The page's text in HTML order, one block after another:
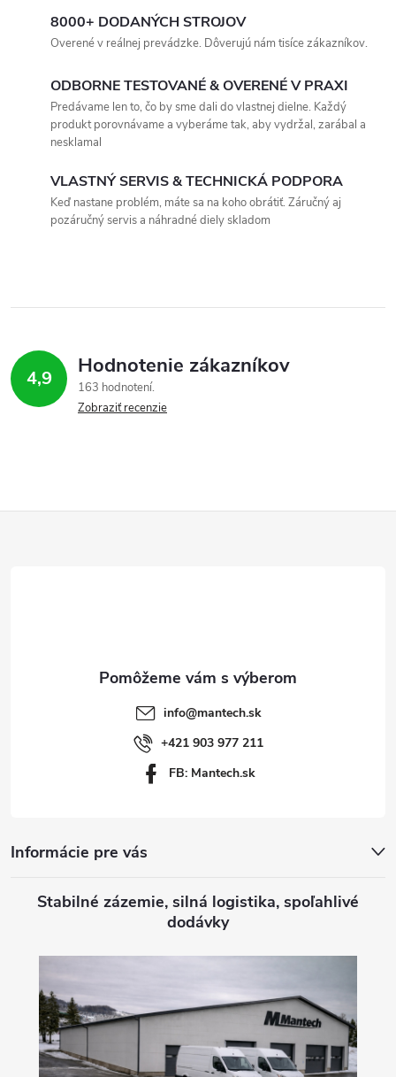
8000+ DODANÝCH STROJOV
Overené v reálnej prevádzke. Dôverujú nám tisíce zákazníkov.
ODBORNE TESTOVANÉ & OVERENÉ V PRAXI
Predávame len to, čo by sme dali do vlastnej dielne. Každý
produkt porovnávame a vyberáme tak, aby vydržal, zarábal a
nesklamal
VLASTNÝ SERVIS & TECHNICKÁ PODPORA
Keď nastane problém, máte sa na koho obrátiť. Záručný aj
pozáručný servis a náhradné diely skladom
4,9 Hodnotenie zákazníkov
163 hodnotení
Zobraziť recenzie
info@mantech.sk
+421 903 977 211
FB: Mantech.sk
Informácie pre vás
Stabilné zázemie, silná logistika, spoľahlivé
dodávky